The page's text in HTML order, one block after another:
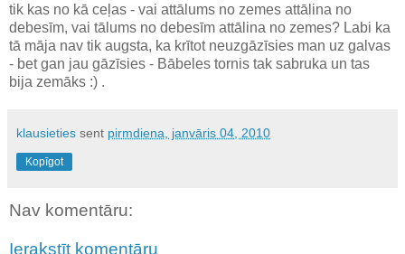
tik kas no kā ceļas - vai attālums no zemes attālina no
debesīm, vai tālums no debesīm attālina no zemes? Labi ka
tā māja nav tik augsta, ka krītot neuzgāzīsies man uz galvas
- bet gan jau gāzīsies - Bābeles tornis tak sabruka un tas
bija zemāks :) .
klausieties sent pirmdiena, janvāris 04, 2010
Kopīgot
Nav komentāru:
Ierakstīt komentāru